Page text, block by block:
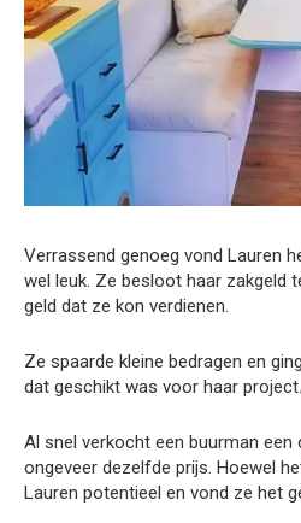
Verrassend genoeg vond Lauren
wel leuk. Ze besloot haar zakgeld
geld dat ze kon verdienen.
Ze spaarde kleine bedragen en
dat geschikt was voor haar project.
Al snel verkocht een buurman
ongeveer dezelfde prijs. Hoewel
Lauren potentieel en vond ze het